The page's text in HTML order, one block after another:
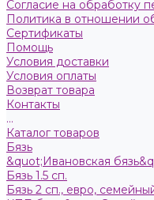
Согласие на обработку
Политика в отношении
Сертификаты
Помощь
Условия доставки
Условия оплаты
Возврат товара
Контакты
...
Каталог товаров
Бязь
&quot;Ивановская
Бязь 1.5 сп.
Бязь 2 сп., евро,